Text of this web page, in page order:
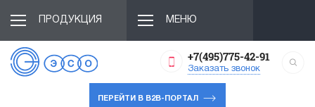
ПРОДУКЦИЯ МЕНЮ
+7(495)775-42-91
Заказать звонок
ПЕРЕЙТИ В B2B-ПОРТАЛ